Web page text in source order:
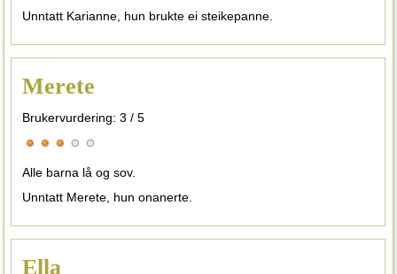
Unntatt Karianne, hun brukte ei steikepanne.
Merete
Brukervurdering:3 /5
Alle barna lå og sov.
Unntatt Merete, hun onanerte.
Ella